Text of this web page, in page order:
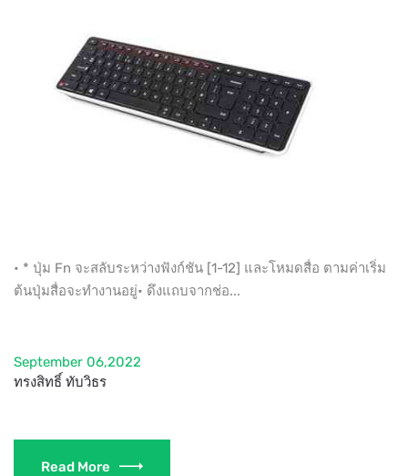
• * ปุ่ม Fn จะสลับระหว่างฟังก์ชัน [1-12] และโหมดสื่อ ตามค่าเริ่ม
ต้นปุ่มสื่อจะทำงานอยู่• ดึงแถบจากช่อ...
September 06,2022
ทรงสิทธิ์ ทับวิธร
Read More